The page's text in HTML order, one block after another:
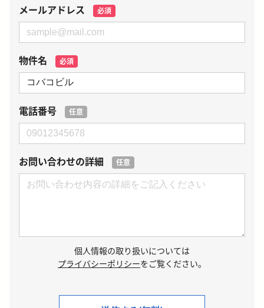
メールアドレス 必須
物件名 必須
電話番号 任意
お問い合わせの詳細 任意
個人情報の取り扱いについては
プライバシーポリシーをご覧ください。